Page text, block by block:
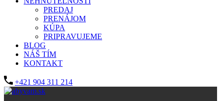
PREDAJ
PRENÁJOM
KÚPA
PRIPRAVUJEME
BLOG
NÁŠ TÍM
KONTAKT
+421 904 311 214